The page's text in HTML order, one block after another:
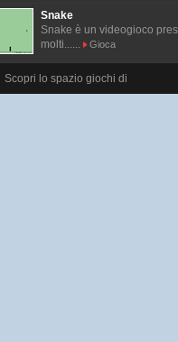
Snake
Snake è un videogioco
molti......
Gioca
Scopri lo spazio giochi di